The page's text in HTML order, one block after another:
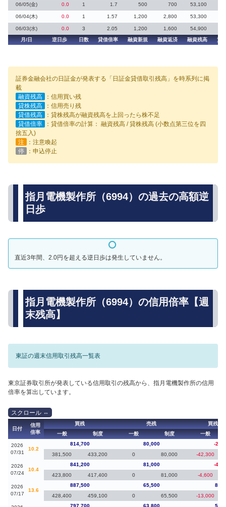
06/05(金) 0.0 1 1.7 500 700 53,100
06/04(木) 0.0 1 1.57 1,200 2,800 53,300
06/03(水) 0.0 3 2.05 1,200 1,600
54,900
月/日
逆日歩 日数 貸借倍率 融資新規 融資返済 融資残高 貸
証券金融会社の日証金が発表する「日証金貸借取引残高」を時系列に掲
載
融資残高
：信用買い残
貸株残高
：信用売り残
貸借残高
：貸株残高が融資残高を上回ったら株不足
貸借倍率
：貸借倍率の計算： 融資残高 / 貸株残高 (小数点第三位を四
捨五入)
注
：注意喚起
停
：申込停止
指月電機製作所（6994）の過去の高額逆
日歩
直近3年間、2.0円を超える逆日歩は発生していません。
指月電機製作所（6994）の信用倍率【週
末残高】
東証の週末信用取引残高一覧表
東京証券取引所が発表している信用取引の残高から、指月電機製作所の信用
倍率を算出しています。
日付
信用
倍率
買残 売残
買残（
一般
制度 一般 制度 一般
2026
07/31
10.2
814,700 80,000
-
381,500
433,200 0 80,000 -42,300
2026
07/24
10.4
841,200 81,000
-
423,800
417,400 0 81,000 -4,600
2026
07/17
13.6
887,500 65,500
428,400
459,100 0 65,500 -13,000
797,700 63,800